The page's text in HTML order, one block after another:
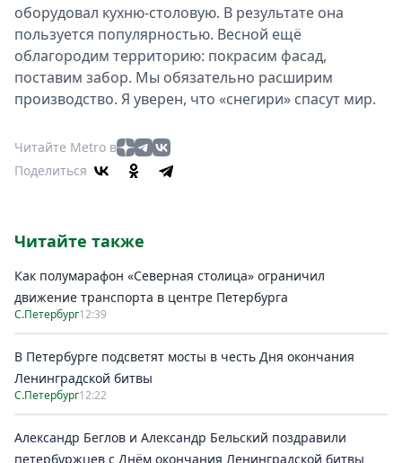
оборудовал кухню-столовую. В результате она
пользуется популярностью. Весной ещё
облагородим территорию: покрасим фасад,
поставим забор. Мы обязательно расширим
производство. Я уверен, что «снегири» спасут мир.
Читайте Metro в
Поделиться
Читайте также
Как полумарафон «Северная столица» ограничил
движение транспорта в центре Петербурга
С.Петербург12:39
В Петербурге подсветят мосты в честь Дня окончания
Ленинградской битвы
С.Петербург12:22
Александр Беглов и Александр Бельский поздравили
петербуржцев с Днём окончания Ленинградской битвы